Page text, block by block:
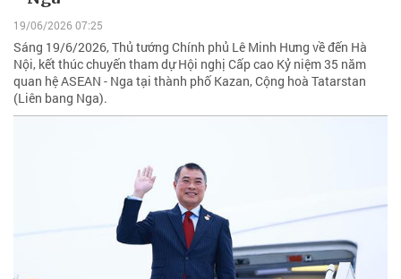
19/06/2026 07:25
Sáng 19/6/2026, Thủ tướng Chính phủ Lê Minh Hưng về đến Hà
Nội, kết thúc chuyến tham dự Hội nghị Cấp cao Kỷ niệm 35 năm
quan hệ ASEAN - Nga tại thành phố Kazan, Cộng hoà Tatarstan
(Liên bang Nga).